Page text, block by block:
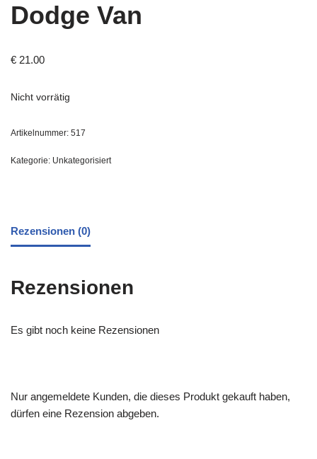
Dodge Van
€ 21.00
Nicht vorrätig
Artikelnummer: 517
Kategorie: Unkategorisiert
Rezensionen (0)
Rezensionen
Es gibt noch keine Rezensionen
Nur angemeldete Kunden, die dieses Produkt gekauft haben,
dürfen eine Rezension abgeben.